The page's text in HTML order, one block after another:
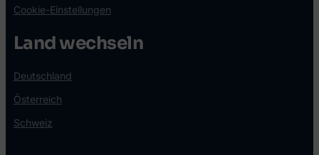
Cookie-Einstellungen
Land wechseln
Deutschland
Österreich
Schweiz